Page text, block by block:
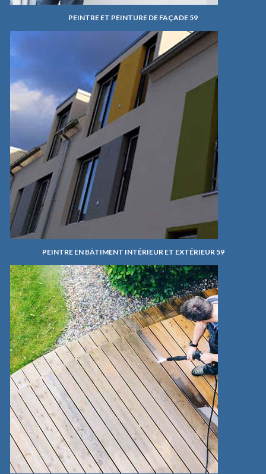
PEINTRE ET PEINTURE DE FAÇADE 59
PEINTRE EN BÂTIMENT INTÉRIEUR ET EXTÉRIEUR 59